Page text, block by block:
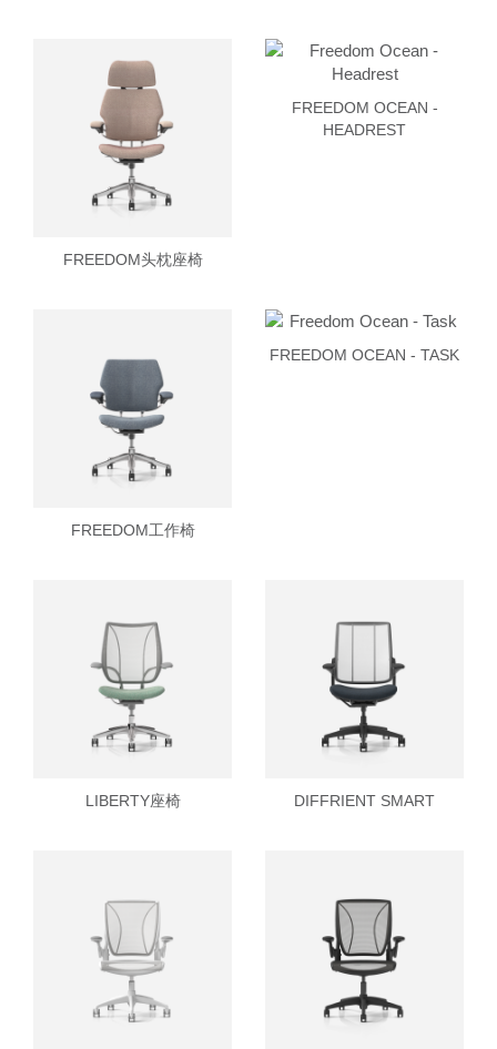
注册
SIGN IN WITH SSO
创建账号
拥有参考代码？
FREEDOM头枕座椅
FREEDOM OCEAN -
HEADREST
FREEDOM工作椅
FREEDOM OCEAN - TASK
LIBERTY座椅 DIFFRIENT SMART